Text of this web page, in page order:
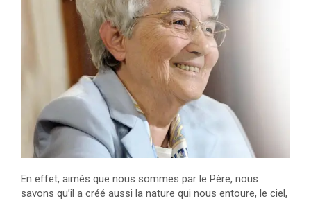
En effet, aimés que nous sommes par le Père, nous
savons qu’il a créé aussi la nature qui nous entoure, le ciel,